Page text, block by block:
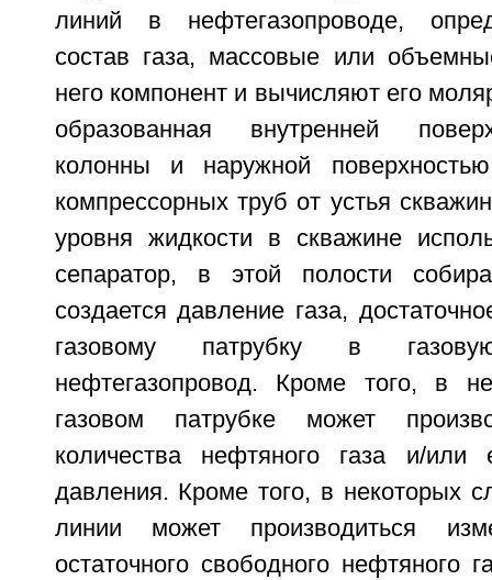
линий в нефтегазопроводе,
состав газа, массовые или
него компонент и вычисляют его
образованная внутренней
колонны и наружной
компрессорных труб от устья
уровня жидкости в скважине
сепаратор, в этой полости
создается давление газа,
газовому патрубку в
нефтегазопровод. Кроме того, в
газовом патрубке может
количества нефтяного газа и/или
давления. Кроме того, в некоторых
линии может производиться
остаточного свободного нефтяного